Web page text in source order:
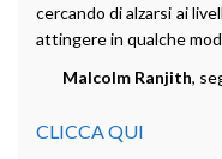
cercando di alzarsi ai
attingere in qualche
Malcolm Ranjith,
CLICCA QUI